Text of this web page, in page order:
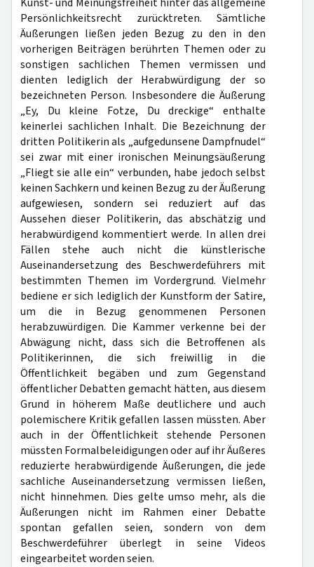
Persönlichkeitsrecht zurücktreten. Sämtliche
Äußerungen ließen jeden Bezug zu den in den
vorherigen Beiträgen berührten Themen oder zu
sonstigen sachlichen Themen vermissen und
dienten lediglich der Herabwürdigung der so
bezeichneten Person. Insbesondere die Äußerung
„Ey, Du kleine Fotze, Du dreckige“ enthalte
keinerlei sachlichen Inhalt. Die Bezeichnung der
dritten Politikerin als „aufgedunsene Dampfnudel“
sei zwar mit einer ironischen Meinungsäußerung
„Fliegt sie alle ein“ verbunden, habe jedoch selbst
keinen Sachkern und keinen Bezug zu der Äußerung
aufgewiesen, sondern sei reduziert auf das
Aussehen dieser Politikerin, das abschätzig und
herabwürdigend kommentiert werde. In allen drei
Fällen stehe auch nicht die künstlerische
Auseinandersetzung des Beschwerdeführers mit
bestimmten Themen im Vordergrund. Vielmehr
bediene er sich lediglich der Kunstform der Satire,
um die in Bezug genommenen Personen
herabzuwürdigen. Die Kammer verkenne bei der
Abwägung nicht, dass sich die Betroffenen als
Politikerinnen, die sich freiwillig in die
Öffentlichkeit begäben und zum Gegenstand
öffentlicher Debatten gemacht hätten, aus diesem
Grund in höherem Maße deutlichere und auch
polemischere Kritik gefallen lassen müssten. Aber
auch in der Öffentlichkeit stehende Personen
müssten Formalbeleidigungen oder auf ihr Äußeres
reduzierte herabwürdigende Äußerungen, die jede
sachliche Auseinandersetzung vermissen ließen,
nicht hinnehmen. Dies gelte umso mehr, als die
Äußerungen nicht im Rahmen einer Debatte
spontan gefallen seien, sondern von dem
Beschwerdeführer überlegt in seine Videos
eingearbeitet worden seien.